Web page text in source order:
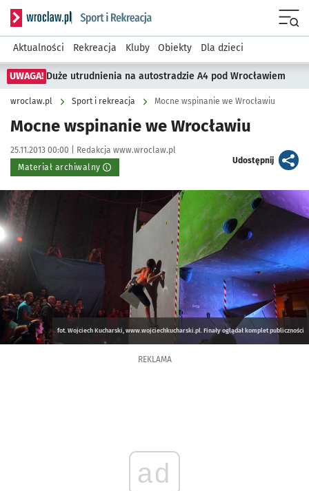
Serwis informacyjny wroclaw.pl podserwis: Sport i rekreacja
Aktualności Rekreacja Kluby Obiekty Dla dzieci
UWAGA! Duże utrudnienia na autostradzie A4 pod Wrocławiem
wroclaw.pl Sport i rekreacja Mocne wspinanie we Wrocławiu
Mocne wspinanie we Wrocławiu
Data publikacji:
25.11.2013 00:00 | Autor:
Redakcja www.wroclaw.pl
Materiał archiwalny
Udostępnijartykuł
Kliknij, aby powiększyć
fot. Wojciech Kucharski, www.wojciechkucharski.pl. Finały oglądał komplet publiczności
REKLAMA
ad